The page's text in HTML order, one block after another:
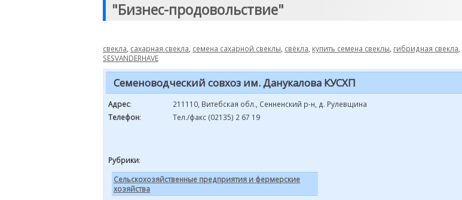
"Бизнес-продовольствие"
свекла сахарная свекла семена сахарной свеклы свёкла купить семена свеклы гибридная свекла
SESVANDERHAVE
Семеноводческий совхоз им. Данукалова КУСХП
Адрес:
211110, Витебская обл., Сенненский р-н, д. Рулевщина
Телефон: Тел./факс (02135) 2 67 19
Рубрики:
Сельскохозяйственные предприятия и фермерские
хозяйства